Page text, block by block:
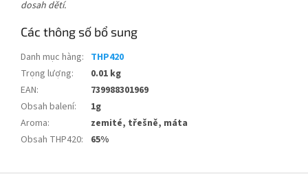
dosah dětí.
Các thông số bổ sung
Danh mục hàng: THP420
Trọng lượng:
0.01 kg
EAN:
739988301969
Obsah balení:
1g
Aroma:
zemité, třešně, máta
Obsah THP420: 65%